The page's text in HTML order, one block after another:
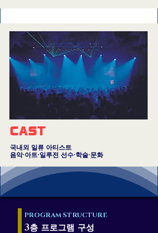
CAST
국내외 일류 아티스트
음악·아트·일루전 선수·학술·문화
PROGRAM STRUCTURE
3층 프로그램 구성